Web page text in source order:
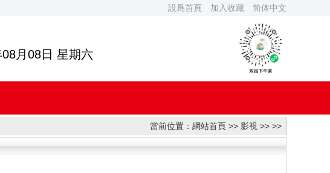
設爲首頁 加入收藏 简体中文
08月08日 星期六
當前位置： 網站首頁 >> 影視 >> >>